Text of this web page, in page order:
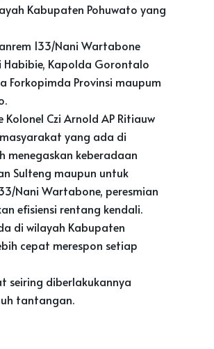
Kabupaten Pohuwato yang
133/Nani Wartabone
Habibie, Kapolda Gorontalo
Forkopimda Provinsi maupum
Czi Arnold AP Ritiauw
yang ada di
menegaskan keberadaan
Sulteng maupun untuk
Nani Wartabone, peresmian
efisiensi rentang kendali.
di wilayah Kabupaten
cepat merespon setiap
seiring diberlakukannya
tantangan.